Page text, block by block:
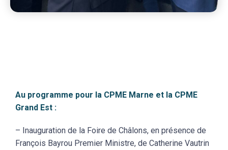
Au programme pour la CPME Marne et la CPME
Grand Est :
– Inauguration de la Foire de Châlons, en présence de
François Bayrou Premier Ministre, de Catherine Vautrin